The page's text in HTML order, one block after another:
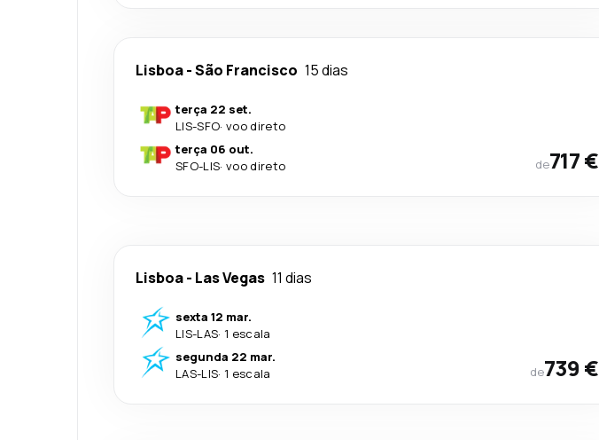
Lisboa-São Francisco 15 dias
terça 22 set.
LIS-SFO· voo direto
terça 06 out.
SFO-LIS· voo direto de717 €
Lisboa- Las Vegas 11 dias
sexta 12 mar.
LIS-LAS· 1 escala
segunda 22 mar.
LAS-LIS· 1 escala de739 €